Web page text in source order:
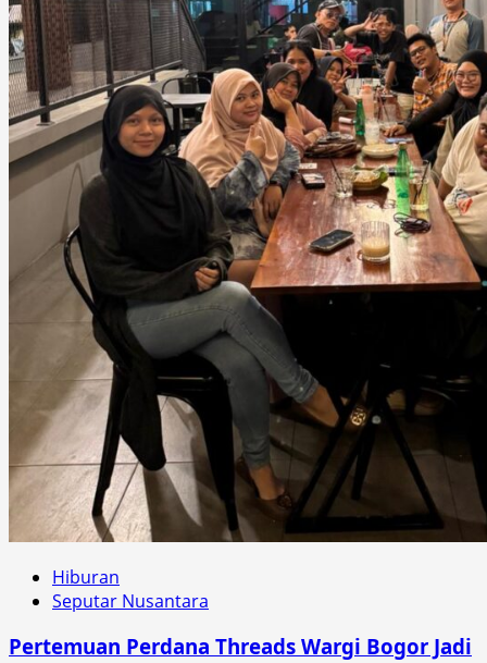
Hiburan
Seputar Nusantara
Pertemuan Perdana Threads Wargi Bogor Jadi